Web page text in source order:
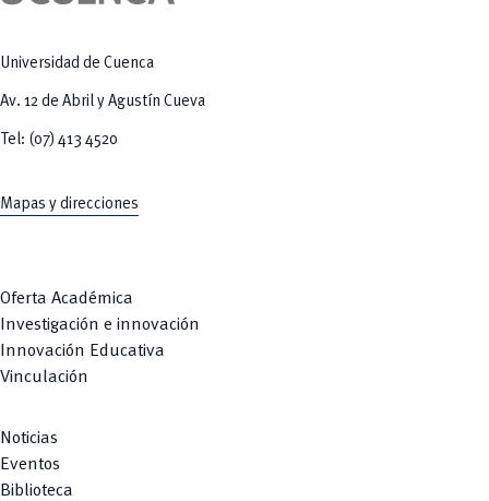
Universidad de Cuenca
Av. 12 de Abril y Agustín Cueva
Tel: (07) 413 4520
Mapas y direcciones
Oferta Académica
Investigación e innovación
Innovación Educativa
Vinculación
Noticias
Eventos
Biblioteca